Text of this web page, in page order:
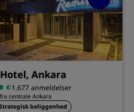
Ankara
1.677 anmeldelser
centrale Ankara
beliggenhed